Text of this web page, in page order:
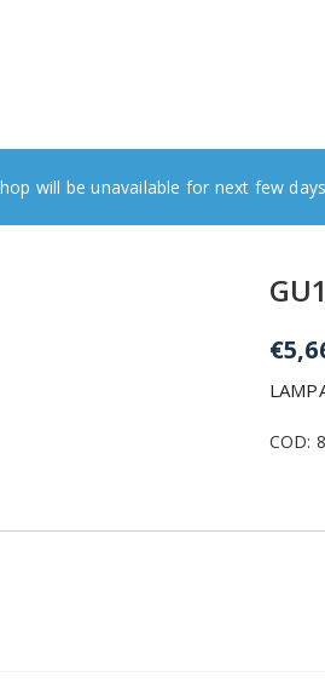
will be unavailable for next few
€
COD: